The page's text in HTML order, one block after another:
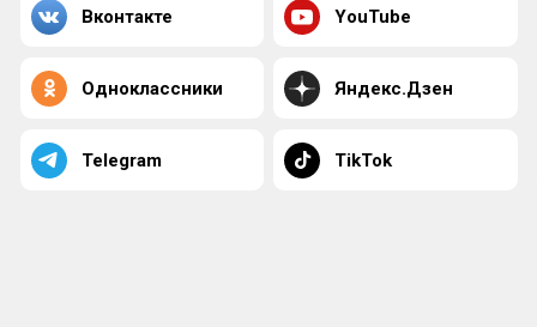
Вконтакте YouTube
Одноклассники Яндекс.Дзен
Telegram TikTok